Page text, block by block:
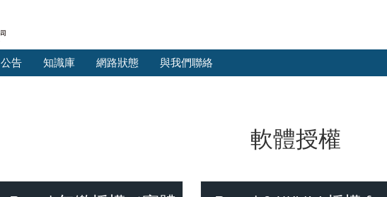
公告 知識庫 網路狀態 與我們聯絡
軟體授權